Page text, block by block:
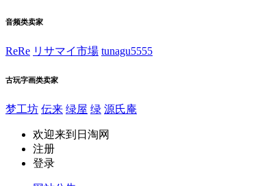
音频类卖家
ReRe リサマイ市場 tunagu5555
古玩字画类卖家
梦工坊 伝来 绿屋 绿 源氏庵
欢迎来到日淘网
注册
登录